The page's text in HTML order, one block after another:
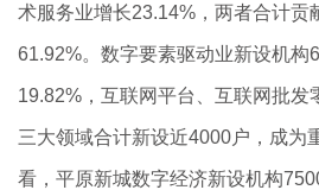
术服务业增长23.14%，两者合计贡
61.92%。数字要素驱动业新设机构
19.82%，互联网平台、互联网批发
三大领域合计新设近4000户，成为
看，平原新城数字经济新设机构